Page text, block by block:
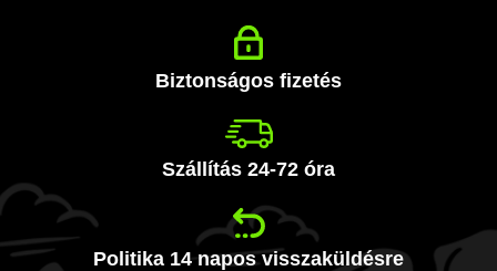
Biztonságos fizetés
Szállítás 24-72 óra
Politika 14 napos visszaküldésre